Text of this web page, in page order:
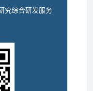
究综合研发服务